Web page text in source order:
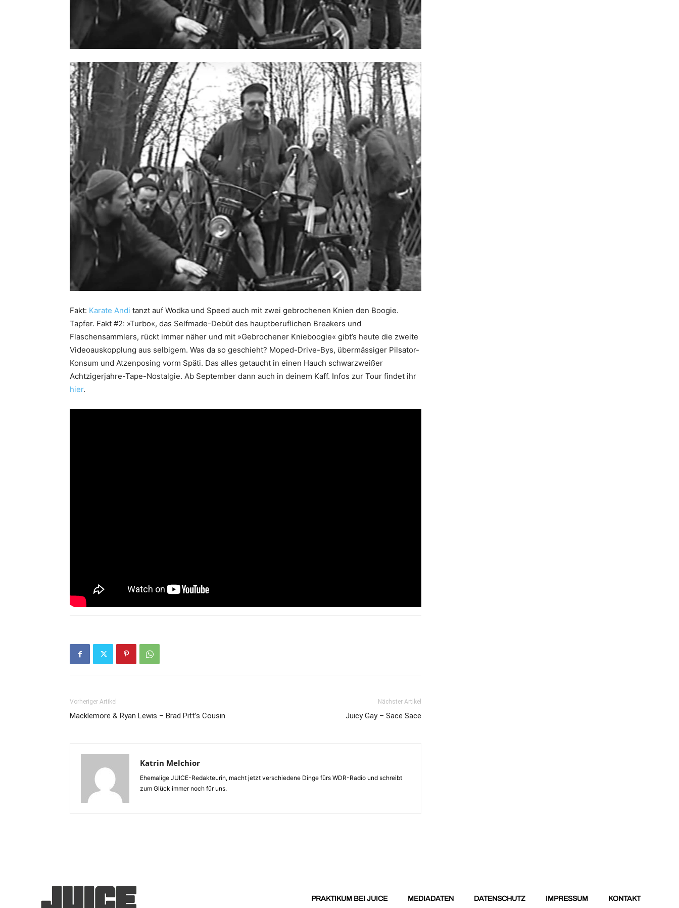
Fakt: Karate Andi tanzt auf Wodka und Speed auch mit zwei gebrochenen Knien den Boogie.
Tapfer. Fakt #2: »Turbo«, das Selfmade-Debüt des hauptberuflichen Breakers und
Flaschensammlers, rückt immer näher und mit »Gebrochener Knieboogie« gibt’s heute die zweite
Videoauskopplung aus selbigem. Was da so geschieht? Moped-Drive-Bys, übermässiger Pilsator-
Konsum und Atzenposing vorm Späti. Das alles getaucht in einen Hauch schwarzweißer
Achtzigerjahre-Tape-Nostalgie. Ab September dann auch in deinem Kaff. Infos zur Tour findet ihr
hier.
Vorheriger Artikel
Macklemore & Ryan Lewis – Brad Pitt’s Cousin
Nächster Artikel
Juicy Gay – Sace Sace
Katrin Melchior
Ehemalige JUICE-Redakteurin, macht jetzt verschiedene Dinge fürs WDR-Radio und schreibt
zum Glück immer noch für uns.
PRAKTIKUM BEI JUICE MEDIADATEN DATENSCHUTZ IMPRESSUM KONTAKT